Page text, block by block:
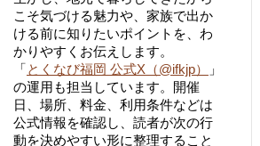
こそ気づける魅力や、家族で出か
ける前に知りたいポイントを、わ
かりやすくお伝えします。
「とくなび福岡 公式X（@ifkjp）
」
の運用も担当しています。開催
日、場所、料金、利用条件などは
公式情報を確認し、読者が次の行
動を決めやすい形に整理すること